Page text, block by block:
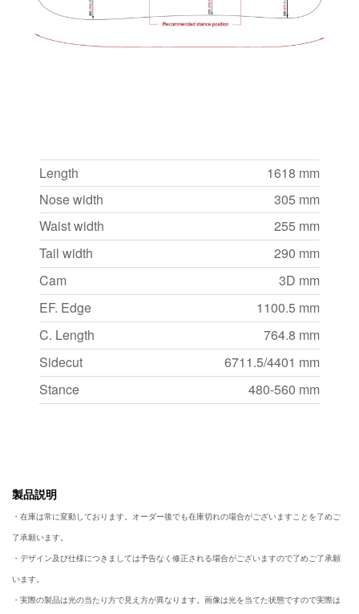
Length
1618 mm
Nose width
305 mm
Waist width
255 mm
Tail width
290 mm
Cam
3D mm
EF. Edge
1100.5 mm
C. Length
764.8 mm
Sidecut
6711.5/4401 mm
Stance
480-560 mm
製品説明
・在庫は常に変動しております。オーダー後でも在庫切れの場合がございますことを了めご
了承願います。
・デザイン及び仕様につきましては予告なく修正される場合がございますので了めご了承願
います。
・実際の製品は光の当たり方で見え方が異なります。画像は光を当てた状態ですので実際は